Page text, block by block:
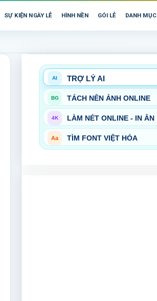
SỰ KIỆN NGÀY LỄ HÌNH NỀN GÓI LẺ DANH MỤC
AI TRỢ LÝ AI
BG TÁCH NỀN ẢNH ONLINE
4K LÀM NÉT ONLINE - IN ẤN
Aa TÌM FONT VIỆT HÓA